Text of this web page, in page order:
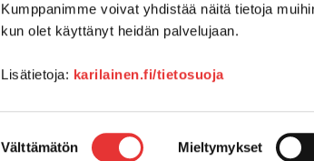
Kumppanimme voivat yhdistää näitä tietoja
kun olet käyttänyt heidän palvelujaan.
Lisätietoja: karilainen.fi/tietosuoja
valinta
Välttämätön Mieltymykset
Veneet
Kelkat ja mönkijät